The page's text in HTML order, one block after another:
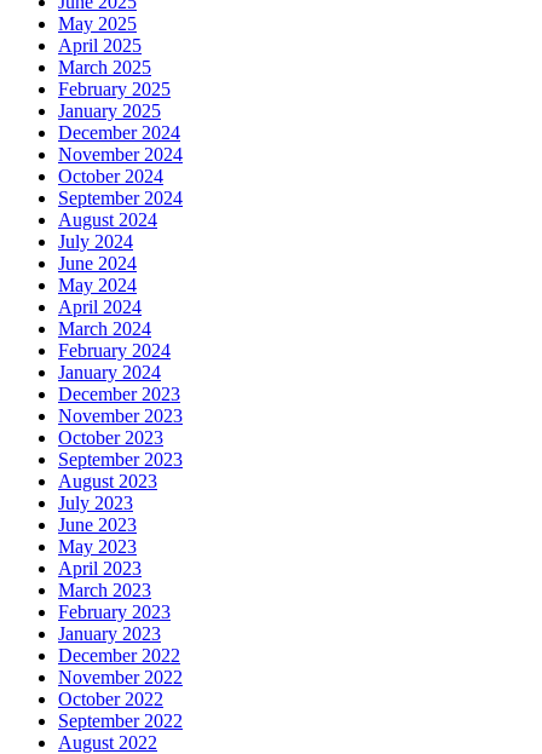
May 2025
April 2025
March 2025
February 2025
January 2025
December 2024
November 2024
October 2024
September 2024
August 2024
July 2024
June 2024
May 2024
April 2024
March 2024
February 2024
January 2024
December 2023
November 2023
October 2023
September 2023
August 2023
July 2023
June 2023
May 2023
April 2023
March 2023
February 2023
January 2023
December 2022
November 2022
October 2022
September 2022
August 2022